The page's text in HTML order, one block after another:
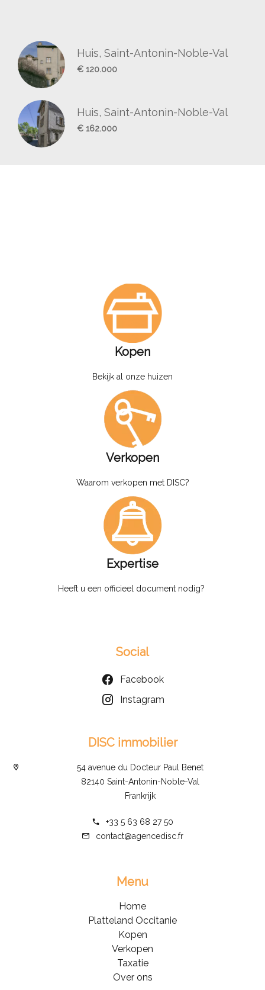
Huis, Saint-Antonin-Noble-Val
€ 120.000
Huis, Saint-Antonin-Noble-Val
€ 162.000
Kopen
Bekijk al onze huizen
Verkopen
Waarom verkopen met DISC?
Expertise
Heeft u een officieel document nodig?
Social
Facebook
Instagram
DISC immobilier
54 avenue du Docteur Paul Benet
82140 Saint-Antonin-Noble-Val
Frankrijk
+33 5 63 68 27 50
contact@agencedisc.fr
Menu
Home
Platteland Occitanie
Kopen
Verkopen
Taxatie
Over ons